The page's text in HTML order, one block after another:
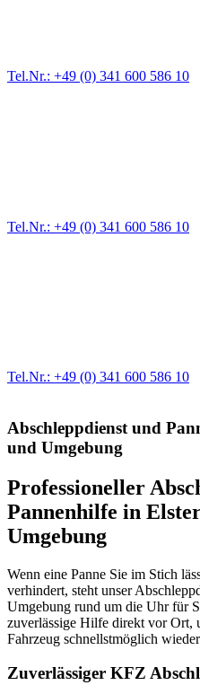
Tel.Nr.: +49 (0) 341 600 586 10
Tel.Nr.: +49 (0) 341 600 586 10
Tel.Nr.: +49 (0) 341 600 586 10
Abschleppdienst und
und Umgebung
Professioneller
Pannenhilfe in
Umgebung
Wenn eine Panne Sie im Stich
verhindert, steht unser
Umgebung rund um die Uhr für
zuverlässige Hilfe direkt vor Ort,
Fahrzeug schnellstmöglich
Zuverlässiger KFZ